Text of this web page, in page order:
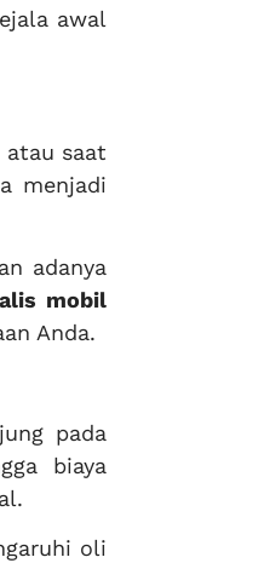
awal
saat
menjadi
adanya
mobil
Anda.
pada
biaya
oli